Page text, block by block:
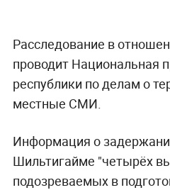
Расследование в
проводит Национальная
республики по делам о
местные СМИ.
Информация о
Шильтигайме "четырёх
подозреваемых в